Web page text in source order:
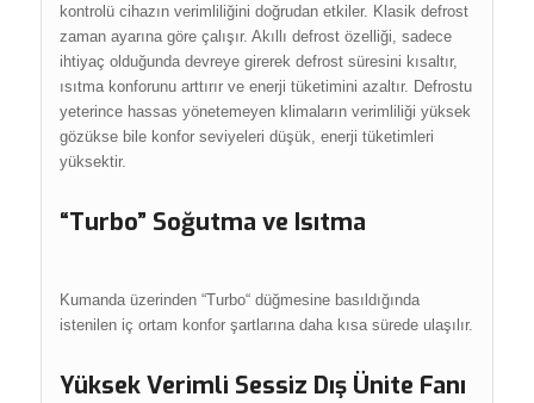
kontrolü cihazın verimliliğini doğrudan etkiler. Klasik defrost
zaman ayarına göre çalışır. Akıllı defrost özelliği, sadece
ihtiyaç olduğunda devreye girerek defrost süresini kısaltır,
ısıtma konforunu arttırır ve enerji tüketimini azaltır. Defrostu
yeterince hassas yönetemeyen klimaların verimliliği yüksek
gözükse bile konfor seviyeleri düşük, enerji tüketimleri
yüksektir.
“Turbo” Soğutma ve Isıtma
Kumanda üzerinden “Turbo“ düğmesine basıldığında
istenilen iç ortam konfor şartlarına daha kısa sürede ulaşılır.
Yüksek Verimli Sessiz Dış Ünite Fanı